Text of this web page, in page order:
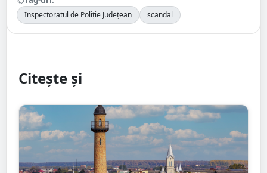
Inspectoratul de Poliție Județean scandal
Citește și